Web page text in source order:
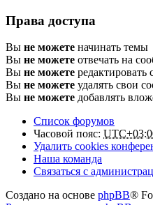
Права доступа
Вы не можете начинать темы
Вы не можете отвечать на
Вы не можете
Вы не можете удалять свои
Вы не можете добавлять
Список форумов
Часовой пояс:
Удалить cookies
Наша команда
Связаться с
Создано на основе phpBB®